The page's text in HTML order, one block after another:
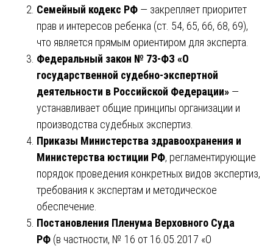
Семейный кодекс РФ — закрепляет приоритет
прав и интересов ребенка (ст. 54, 65, 66, 68, 69),
что является прямым ориентиром для эксперта.
Федеральный закон № 73-ФЗ «О
государственной судебно-экспертной
деятельности в Российской Федерации» —
устанавливает общие принципы организации и
производства судебных экспертиз.
Приказы Министерства здравоохранения и
Министерства юстиции РФ, регламентирующие
порядок проведения конкретных видов экспертиз,
требования к экспертам и методическое
обеспечение.
Постановления Пленума Верховного Суда
РФ (в частности, № 16 от 16.05.2017 «О